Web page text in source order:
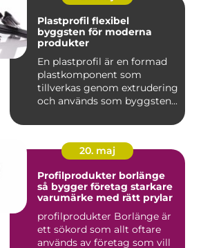
Plastprofil flexibel
byggsten för moderna
produkter
En plastprofil är en formad
plastkomponent som
tillverkas genom extrudering
och används som byggsten...
20. maj
Profilprodukter borlänge
så bygger företag starkare
varumärke med rätt prylar
profilprodukter Borlänge är
ett sökord som allt oftare
används av företag som vill